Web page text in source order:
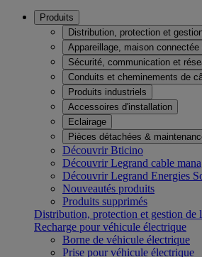
Produits
Distribution, protection et
Appareillage, maison
Sécurité, communication et
Conduits et cheminements de
Produits industriels
Accessoires d'installation
Eclairage
Pièces détachées &
Découvrir Bticino
Découvrir Legrand cable
Découvrir Legrand Energies
Nouveautés produits
Produits supprimés
Distribution, protection et gestion de
Recharge pour véhicule électrique
Borne de véhicule électrique
Prise pour véhicule électrique